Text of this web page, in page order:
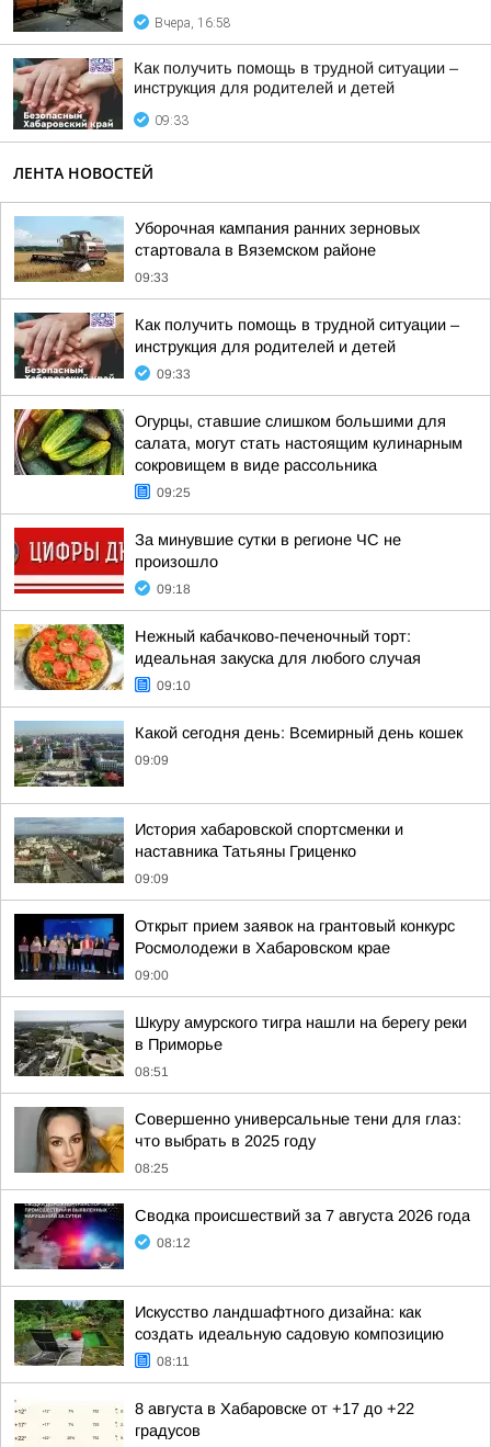
Вчера, 16:58
Как получить помощь в трудной ситуации –
инструкция для родителей и детей
09:33
ЛЕНТА НОВОСТЕЙ
Уборочная кампания ранних зерновых
стартовала в Вяземском районе
09:33
Как получить помощь в трудной ситуации –
инструкция для родителей и детей
09:33
Огурцы, ставшие слишком большими для
салата, могут стать настоящим кулинарным
сокровищем в виде рассольника
09:25
За минувшие сутки в регионе ЧС не
произошло
09:18
Нежный кабачково-печеночный торт:
идеальная закуска для любого случая
09:10
Какой сегодня день: Всемирный день кошек
09:09
История хабаровской спортсменки и
наставника Татьяны Гриценко
09:09
Открыт прием заявок на грантовый конкурс
Росмолодежи в Хабаровском крае
09:00
Шкуру амурского тигра нашли на берегу реки
в Приморье
08:51
Совершенно универсальные тени для глаз:
что выбрать в 2025 году
08:25
Сводка происшествий за 7 августа 2026 года
08:12
Искусство ландшафтного дизайна: как
создать идеальную садовую композицию
08:11
8 августа в Хабаровске от +17 до +22
градусов